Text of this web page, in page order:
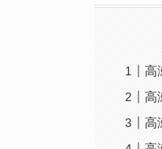
高
高
高